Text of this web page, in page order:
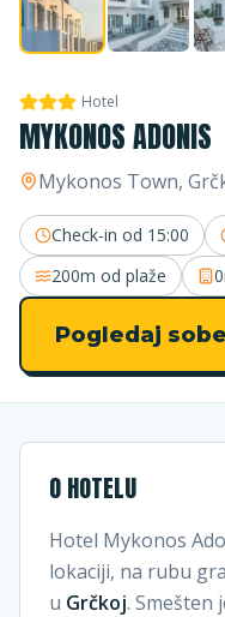
Hotel
MYKONOS ADONIS
Mykonos Town,
Check-in od 15:00
200m od plaže
Pogledaj sobe
O HOTELU
Hotel Mykonos
lokaciji, na rubu
u Grčkoj. Smešten